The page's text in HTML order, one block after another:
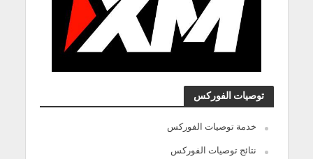
توصيات الفوركس
خدمة توصيات الفوركس
نتائج توصيات الفوركس